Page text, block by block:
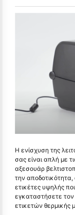
Η ενίσχυση της
σας είναι απλή με
αξεσουάρ
την αποδοτικότητα,
ετικέτες υψηλής
εγκαταστήσετε
ετικετών θερμικής